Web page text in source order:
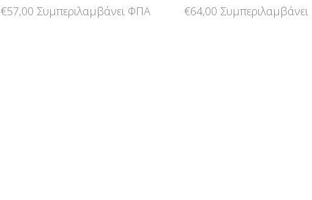
€57,00 Συμπεριλαμβάνει ΦΠΑ €64,00